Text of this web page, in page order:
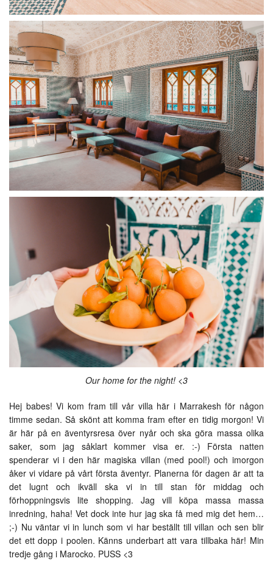
Our home for the night! <3
Hej babes! Vi kom fram till vår villa här i Marrakesh för någon
timme sedan. Så skönt att komma fram efter en tidig morgon! Vi
är här på en äventyrsresa över nyår och ska göra massa olika
saker, som jag såklart kommer visa er. :-) Första natten
spenderar vi i den här magiska villan (med pool!) och imorgon
åker vi vidare på vårt första äventyr. Planerna för dagen är att ta
det lugnt och ikväll ska vi in till stan för middag och
förhoppningsvis lite shopping. Jag vill köpa massa massa
inredning, haha! Vet dock inte hur jag ska få med mig det hem…
;-) Nu väntar vi in lunch som vi har beställt till villan och sen blir
det ett dopp i poolen. Känns underbart att vara tillbaka här! Min
tredje gång i Marocko. PUSS <3